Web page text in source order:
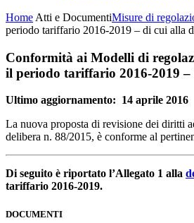
Home Atti e DocumentiMisure di
periodo tariffario 2016-2019 – di cui alla
Conformità ai Modelli di
il periodo tariffario 2016-2019
Ultimo aggiornamento: 14 aprile 2016
La nuova proposta di revisione dei diritti
delibera n. 88/2015, è conforme al
Di seguito è riportato l’Allegato 1 alla
tariffario 2016-2019.
DOCUMENTI